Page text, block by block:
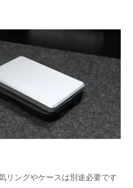
リングやケースは別途必要です